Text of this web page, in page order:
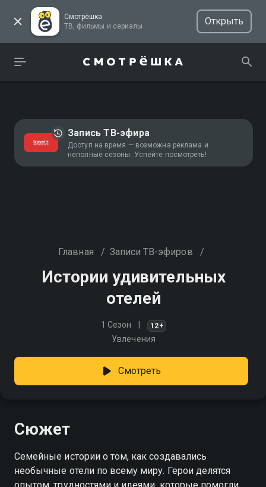
Смотрёшка
ТВ, фильмы и сериалы
Открыть
Запись ТВ-эфира
Доступ на время — возможна реклама и
неполные сезоны. Успейте посмотреть!
Главная / Записи ТВ-эфиров /
Истории удивительных
отелей
1 Сезон 12+
Увлечения
Смотреть
Сюжет
Семейные истории о том, как создавались
необычные отели по всему миру. Герои делятся